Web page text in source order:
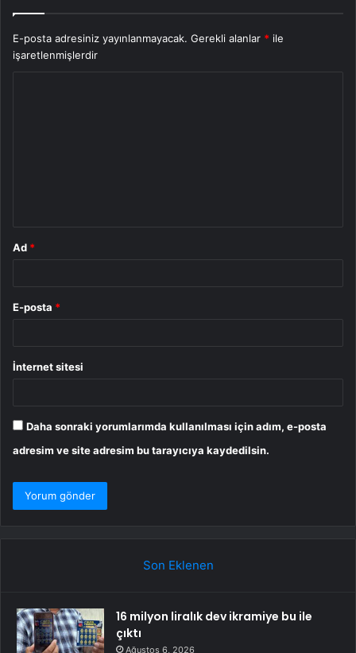
E-posta adresiniz yayınlanmayacak. Gerekli alanlar * ile
işaretlenmişlerdir
Ad *
E-posta *
İnternet sitesi
Daha sonraki yorumlarımda kullanılması için adım, e-posta
adresim ve site adresim bu tarayıcıya kaydedilsin.
Son Eklenen
16 milyon liralık dev ikramiye bu ile
çıktı
Ağustos 6, 2026